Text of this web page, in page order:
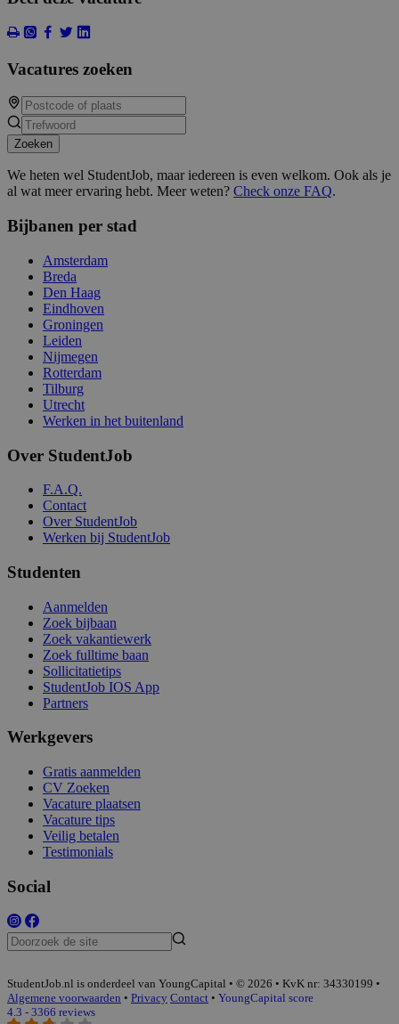
Vacatures zoeken
Zoeken
We heten wel StudentJob, maar iedereen is even welkom. Ook als je
al wat meer ervaring hebt. Meer weten? Check onze FAQ.
Bijbanen per stad
Amsterdam
Breda
Den Haag
Eindhoven
Groningen
Leiden
Nijmegen
Rotterdam
Tilburg
Utrecht
Werken in het buitenland
Over StudentJob
F.A.Q.
Contact
Over StudentJob
Werken bij StudentJob
Studenten
Aanmelden
Zoek bijbaan
Zoek vakantiewerk
Zoek fulltime baan
Sollicitatietips
StudentJob IOS App
Partners
Werkgevers
Gratis aanmelden
CV Zoeken
Vacature plaatsen
Vacature tips
Veilig betalen
Testimonials
Social
StudentJob.nl is onderdeel van YoungCapital • © 2026 • KvK nr: 34330199 •
Algemene voorwaarden • Privacy Contact • YoungCapital score
4.3 - 3366 reviews